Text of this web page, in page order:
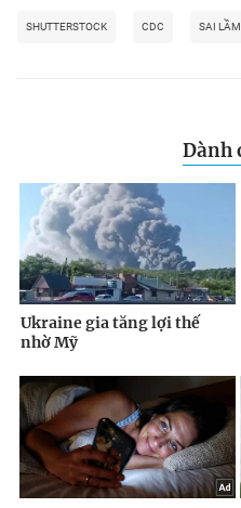
SHUTTERSTOCK CDC SAI LẦM